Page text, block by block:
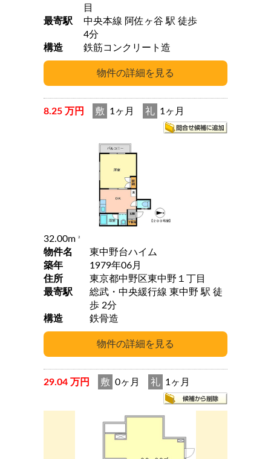
目
最寄駅
中央本線 阿佐ヶ谷 駅 徒歩
4分
構造
鉄筋コンクリート造
8.25 万円 敷 1ヶ月 礼 1ヶ月
32.00m 2
物件名
東中野台ハイム
築年
1979年06月
住所
東京都中野区東中野１丁目
最寄駅
総武・中央緩行線 東中野 駅 徒
歩 2分
構造
鉄骨造
29.04 万円 敷 0ヶ月 礼 1ヶ月